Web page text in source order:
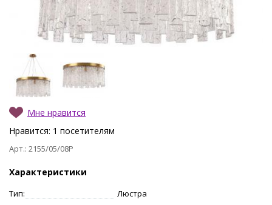
Мне нравится
Нравится: 1 посетителям
Арт.: 2155/05/08P
Характеристики
Тип:
Люстра